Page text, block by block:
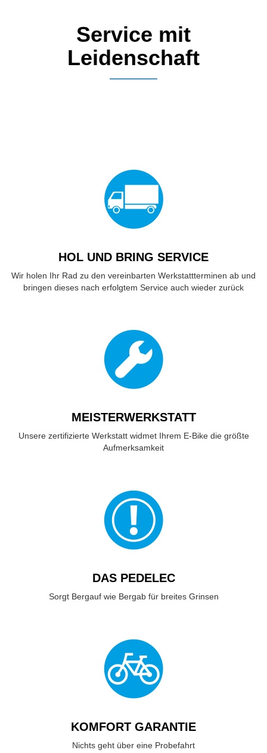
Service mit
Leidenschaft
HOL UND BRING SERVICE
Wir holen Ihr Rad zu den vereinbarten Werkstattterminen ab und
bringen dieses nach erfolgtem Service auch wieder zurück
MEISTERWERKSTATT
Unsere zertifizierte Werkstatt widmet Ihrem E-Bike die größte
Aufmerksamkeit
DAS PEDELEC
Sorgt Bergauf wie Bergab für breites Grinsen
KOMFORT GARANTIE
Nichts geht über eine Probefahrt